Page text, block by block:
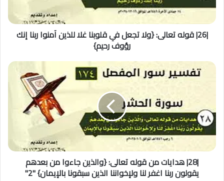
غلا
للذين
آمنوا
رؤوف
|26| قوله تعالى: {ولا تجعل في قلوبنا غلا للذين آمنوا ربنا إنك
رؤوف رحيم}
هدايات
تعالى:
{والذين
جاءوا
من
بعدهم
يقولون
|28| هدايات من قوله تعالى: {والذين جاءوا من بعدهم
يقولون ربنا اغفر لنا ولإخواننا الذين سبقونا بالإيمان} "2"